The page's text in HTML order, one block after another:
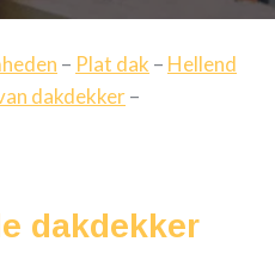
– Plat dak – Hellend
dakdekker–
dakdekker